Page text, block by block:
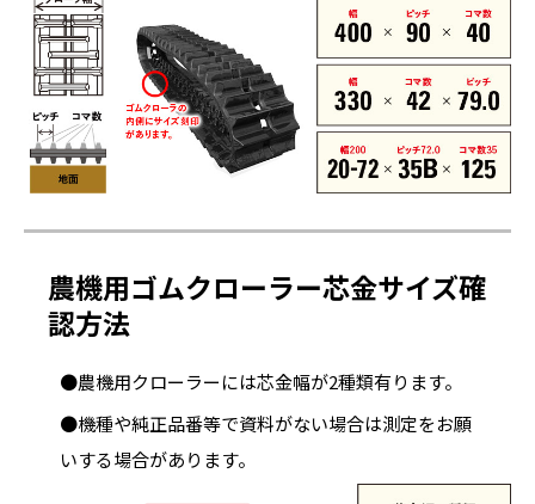
農機用ゴムクローラー芯金サイズ確
認方法
●農機用クローラーには芯金幅が2種類有ります。
●機種や純正品番等で資料がない場合は測定をお願
いする場合があります。